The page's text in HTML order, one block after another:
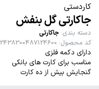
کاردستی
جاکارتی گل بنفش
دسته بندی: جاکارتی
کد محصول:
2438300487124600
دارای دکمه فلزی
مناسب برای کارت های بانکی
گنجایش بیش از ده کارت